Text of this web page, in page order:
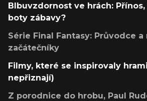
Blbuvzdornost ve hrách:
boty zábavy?
Série Final Fantasy: Průvodce a
začátečníky
Filmy, které se inspirovaly
nepřiznají)
Z porodnice do hrobu, Paul